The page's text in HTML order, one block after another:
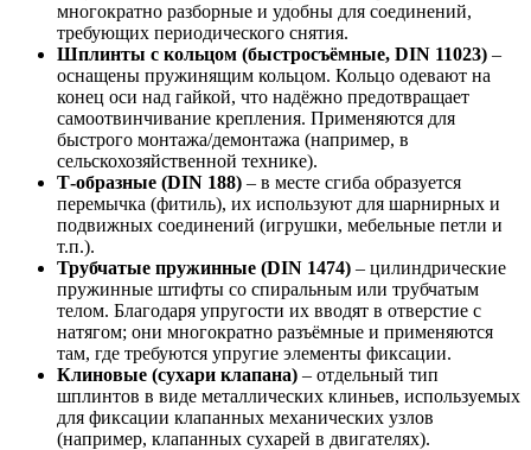
многократно разборные и удобны для соединений,
требующих периодического снятия.
Шплинты с кольцом (быстросъёмные, DIN 11023) –
оснащены пружинящим кольцом. Кольцо одевают на
конец оси над гайкой, что надёжно предотвращает
самоотвинчивание крепления. Применяются для
быстрого монтажа/демонтажа (например, в
сельскохозяйственной технике).
Т-образные (DIN 188) – в месте сгиба образуется
перемычка (фитиль), их используют для шарнирных и
подвижных соединений (игрушки, мебельные петли и
т.п.).
Трубчатые пружинные (DIN 1474) – цилиндрические
пружинные штифты со спиральным или трубчатым
телом. Благодаря упругости их вводят в отверстие с
натягом; они многократно разъёмные и применяются
там, где требуются упругие элементы фиксации.
Клиновые (сухари клапана) – отдельный тип
шплинтов в виде металлических клиньев, используемых
для фиксации клапанных механических узлов
(например, клапанных сухарей в двигателях).